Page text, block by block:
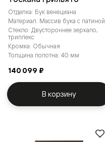
Отделка: Бук венециана
Материал: Массив бука с патиной
Стекло: Двустороннее зеркало,
триплекс
Кромка: Обычная
Толщина полотна: 40 мм
140 099 ₽
В корзину